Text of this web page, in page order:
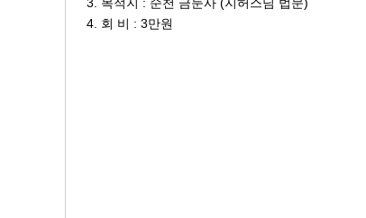
3. 목적지 : 순천 금둔사 (지허스님 법문)
4. 회 비 : 3만원